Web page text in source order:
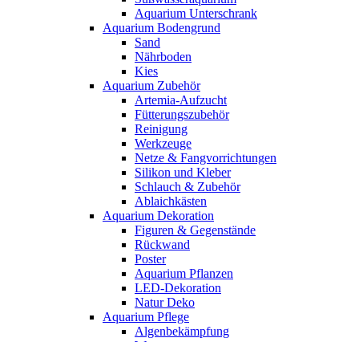
Aquarium Unterschrank
Aquarium Bodengrund
Sand
Nährboden
Kies
Aquarium Zubehör
Artemia-Aufzucht
Fütterungszubehör
Reinigung
Werkzeuge
Netze & Fangvorrichtungen
Silikon und Kleber
Schlauch & Zubehör
Ablaichkästen
Aquarium Dekoration
Figuren & Gegenstände
Rückwand
Poster
Aquarium Pflanzen
LED-Dekoration
Natur Deko
Aquarium Pflege
Algenbekämpfung